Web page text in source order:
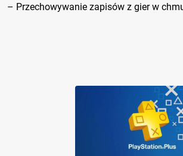
– Przechowywanie zapisów z gier w